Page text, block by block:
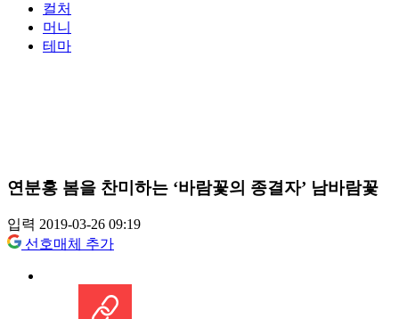
컬처
머니
테마
연분홍 봄을 찬미하는 ‘바람꽃의 종결자’ 남바람꽃
입력 2019-03-26 09:19
선호매체 추가